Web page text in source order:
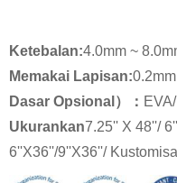
Ketebalan:4.0mm ~
Memakai Lapisan:
Dasar Opsional）：
Ukuran kan7.25'' X 48''/
6''X36''/9''X36''/